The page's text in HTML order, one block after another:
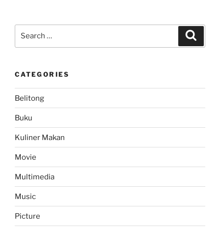
CATEGORIES
Belitong
Buku
Kuliner Makan
Movie
Multimedia
Music
Picture